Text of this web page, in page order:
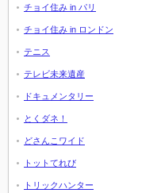
チョイ住み in パリ
チョイ住み in ロンドン
テニス
テレビ未来遺産
ドキュメンタリー
とくダネ！
どさんこワイド
トットてれび
トリックハンター